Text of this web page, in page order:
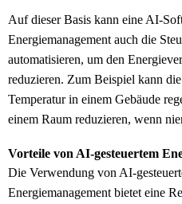
Auf dieser Basis kann eine AI-
Energiemanagement auch die
automatisieren, um den
reduzieren. Zum Beispiel kann
Temperatur in einem Gebäude
einem Raum reduzieren, wenn
Vorteile von AI-gesteuertem
Die Verwendung von AI-
Energiemanagement bietet eine